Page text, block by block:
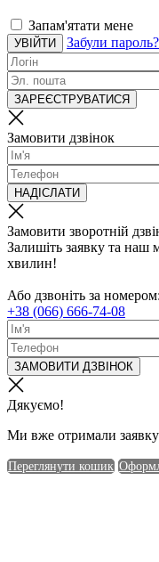
Запам'ятати мене
УВІЙТИ Забули пароль?
ЗАРЕЄСТРУВАТИСЯ
Замовити дзвінок
НАДІСЛАТИ
Замовити зворотній
Залишіть заявку та наш
хвилин!
Або дзвоніть за номером:
+38 (066) 666-74-08
ЗАМОВИТИ ДЗВІНОК
Дякуємо!
Ми вже отримали
Переглянути кошик